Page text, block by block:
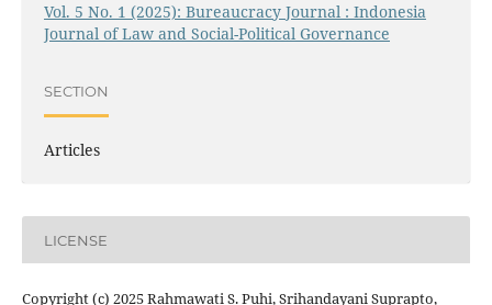
Vol. 5 No. 1 (2025): Bureaucracy Journal : Indonesia
Journal of Law and Social-Political Governance
SECTION
Articles
LICENSE
Copyright (c) 2025 Rahmawati S. Puhi, Srihandayani Suprapto,